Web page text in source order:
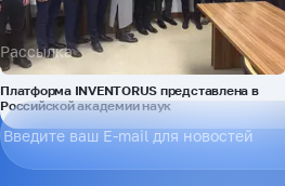
Платформа INVENTORUS представлена в
Российской академии наук
Рассылка